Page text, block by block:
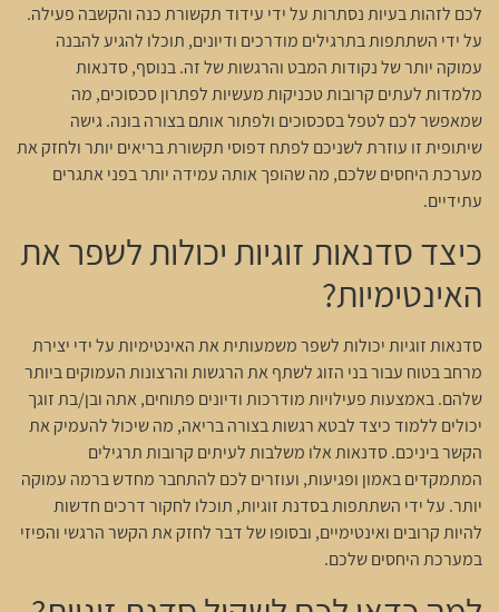
לכם לזהות בעיות נסתרות על ידי עידוד תקשורת כנה והקשבה פעילה.
על ידי השתתפות בתרגילים מודרכים ודיונים, תוכלו להגיע להבנה
עמוקה יותר של נקודות המבט והרגשות של זה. בנוסף, סדנאות
מלמדות לעתים קרובות טכניקות מעשיות לפתרון סכסוכים, מה
שמאפשר לכם לטפל בסכסוכים ולפתור אותם בצורה בונה. גישה
שיתופית זו עוזרת לשניכם לפתח דפוסי תקשורת בריאים יותר ולחזק את
מערכת היחסים שלכם, מה שהופך אותה עמידה יותר בפני אתגרים
עתידיים.
כיצד סדנאות זוגיות יכולות לשפר את
האינטימיות?
סדנאות זוגיות יכולות לשפר משמעותית את האינטימיות על ידי יצירת
מרחב בטוח עבור בני הזוג לשתף את הרגשות והרצונות העמוקים ביותר
שלהם. באמצעות פעילויות מודרכות ודיונים פתוחים, אתה ובן/בת זוגך
יכולים ללמוד כיצד לבטא רגשות בצורה בריאה, מה שיכול להעמיק את
הקשר ביניכם. סדנאות אלו משלבות לעיתים קרובות תרגילים
המתמקדים באמון ופגיעות, ועוזרים לכם להתחבר מחדש ברמה עמוקה
יותר. על ידי השתתפות בסדנת זוגיות, תוכלו לחקור דרכים חדשות
להיות קרובים ואינטימיים, ובסופו של דבר לחזק את הקשר הרגשי והפיזי
במערכת היחסים שלכם.